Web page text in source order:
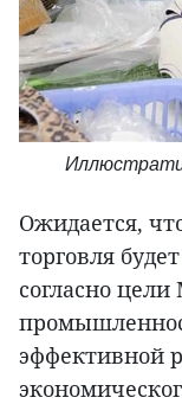
Ожидается,
торговля
согласно
эффективной